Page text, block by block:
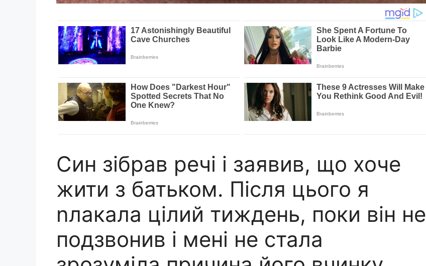
Син зібрав речі і заявив, що хоче
жити з батьком. Після цього я
nлакала цілий тиждень, поки він не
подзвонив і мені не стала